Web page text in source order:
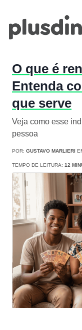
O que é
Entenda
que serve
Veja como esse
pessoa
POR: GUSTAVO MARLIERI
TEMPO DE LEITURA: 12